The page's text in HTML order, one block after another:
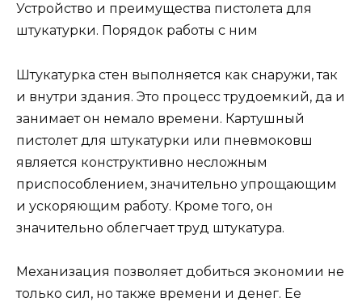
Устройство и преимущества пистолета для
штукатурки. Порядок работы с ним
Штукатурка стен выполняется как снаружи, так
и внутри здания. Это процесс трудоемкий, да и
занимает он немало времени. Картушный
пистолет для штукатурки или пневмоковш
является конструктивно несложным
приспособлением, значительно упрощающим
и ускоряющим работу. Кроме того, он
значительно облегчает труд штукатура.
Механизация позволяет добиться экономии не
только сил, но также времени и денег. Ее